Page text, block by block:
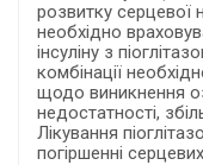
розвитку серцевої
необхідно
інсуліну з
комбінації
щодо виникнення
недостатності,
Лікування
погіршенні